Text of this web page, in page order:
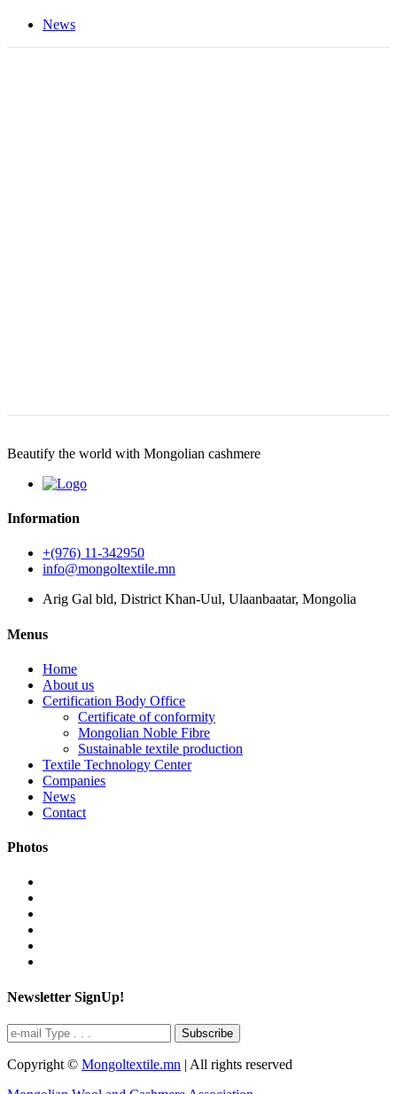
News
Beautify the world with Mongolian cashmere
Information
+(976) 11-342950
info@mongoltextile.mn
Arig Gal bld, District Khan-Uul, Ulaanbaatar, Mongolia
Menus
Home
About us
Certification Body Office
Certificate of conformity
Mongolian Noble Fibre
Sustainable textile production
Textile Technology Center
Companies
News
Contact
Photos
Newsletter SignUp!
Subscribe
Copyright © Mongoltextile.mn | All rights reserved